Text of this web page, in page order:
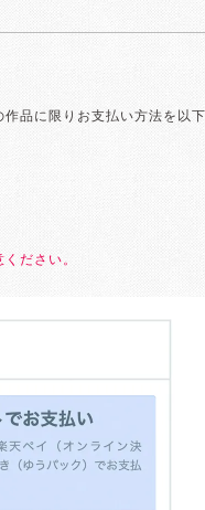
品に限りお支払い方法を以下
ださい。